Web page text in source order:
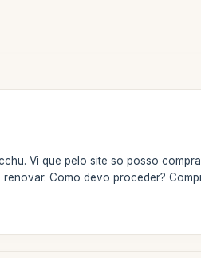
Vi que pelo site so posso
Como devo proceder?